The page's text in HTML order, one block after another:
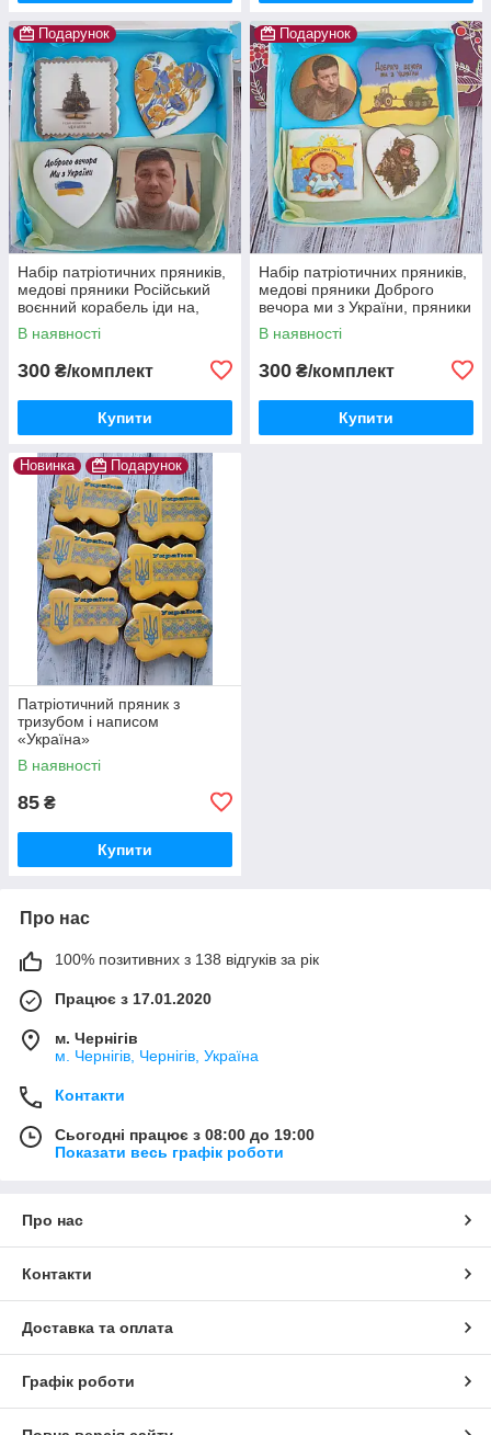
Подарунок
Набір патріотичних пряників,
медові пряники Російський
воєнний корабель іди на,
пряники Доброго вечора ми з
України
В наявності
300 ₴/комплект
Купити
Подарунок
Набір патріотичних пряників,
медові пряники Доброго
вечора ми з України, пряники
прапор України, пряники для
захисників
В наявності
300 ₴/комплект
Купити
Новинка Подарунок
Патріотичний пряник з
тризубом і написом
«Україна»
В наявності
85 ₴
Купити
Про нас
100% позитивних з 138 відгуків за рік
Працює з 17.01.2020
м. Чернігів
м. Чернігів, Чернігів, Україна
Контакти
Сьогодні працює з 08:00 до 19:00
Показати весь графік роботи
Про нас
Контакти
Доставка та оплата
Графік роботи